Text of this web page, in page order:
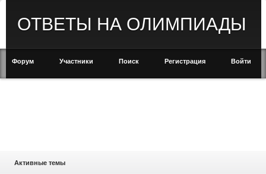
ОТВЕТЫ НА ОЛИМПИАДЫ
Форум Участники Поиск Регистрация Войти
Активные темы